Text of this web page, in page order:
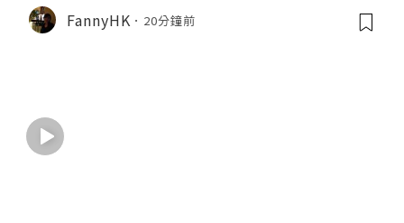
FannyHK 20分鐘前